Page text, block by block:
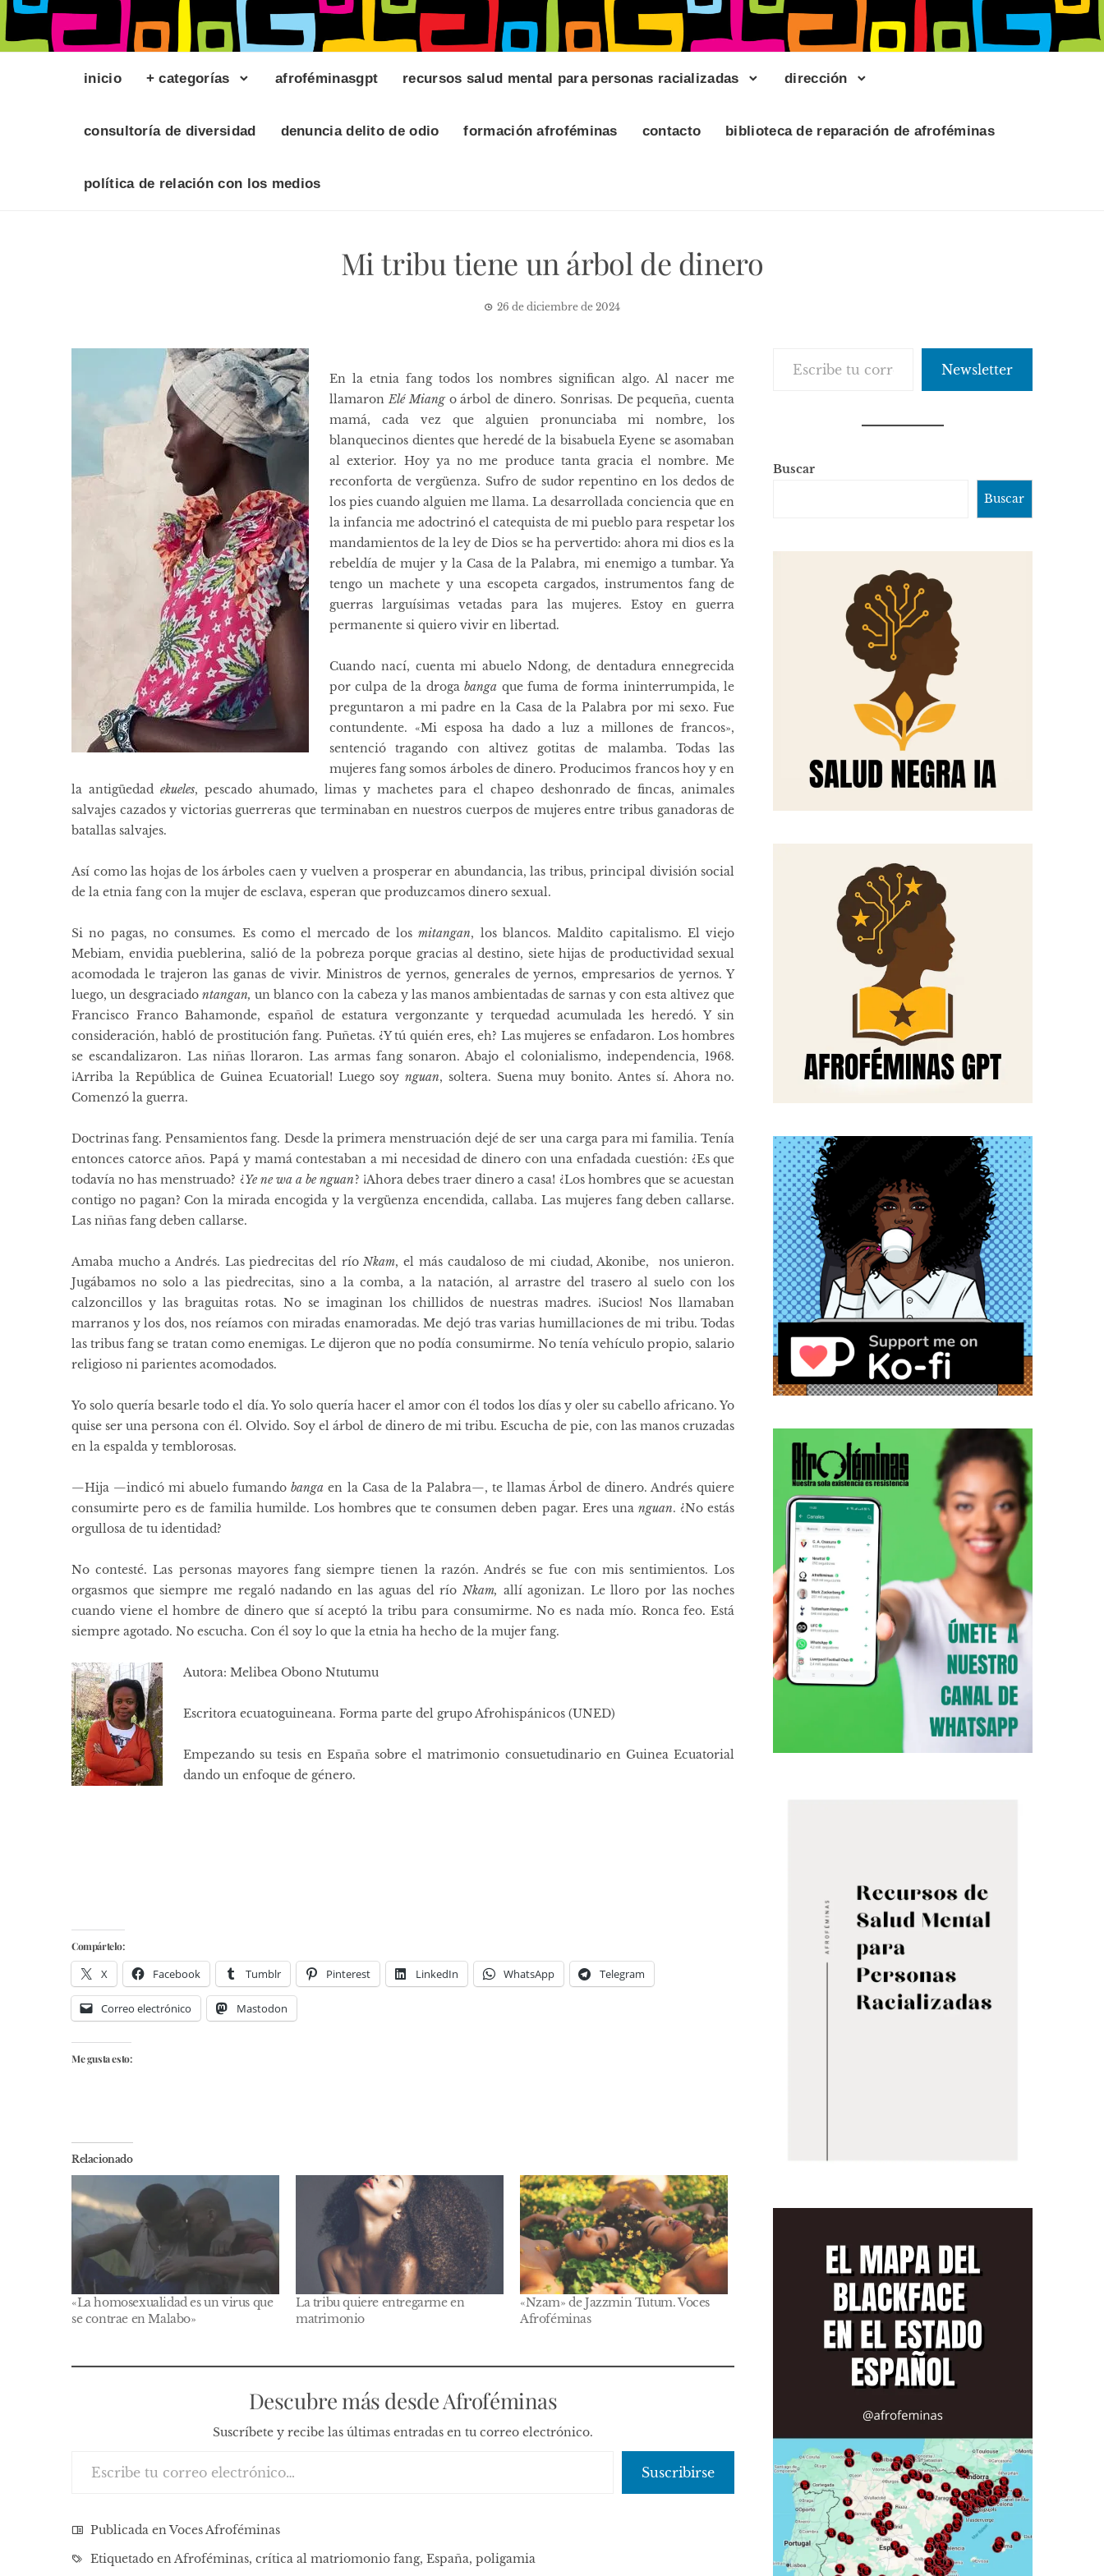
inicio + categorías afroféminasgpt recursos salud mental para personas racializadas dirección
consultoría de diversidad denuncia delito de odio formación afroféminas contacto biblioteca de reparación de afroféminas
política de relación con los medios
Mi tribu tiene un árbol de dinero
26 de diciembre de 2024
En la etnia fang todos los nombres significan algo. Al nacer me
llamaronElé Miango árbol de dinero. Sonrisas. De pequeña, cuenta
mamá, cada vez que alguien pronunciaba mi nombre, los
blanquecinos dientes que heredé de la bisabuela Eyene se asomaban
al exterior. Hoy ya no me produce tanta gracia el nombre. Me
reconforta de vergüenza. Sufro de sudor repentino en los dedos de
los pies cuando alguien me llama. La desarrollada conciencia que en
la infancia me adoctrinó el catequista de mi pueblo para respetar los
mandamientos de la ley de Dios se ha pervertido: ahora mi dios es la
rebeldía de mujer y la Casa de la Palabra, mi enemigo a tumbar. Ya
tengo un machete y una escopeta cargados, instrumentos fang de
guerras larguísimas vetadas para las mujeres. Estoy en guerra
permanente si quiero vivir en libertad.
Cuando nací, cuenta mi abuelo Ndong, de dentadura ennegrecida
por culpa de la drogabanga que fuma de forma ininterrumpida, le
preguntaron a mi padre en la Casa de la Palabra por mi sexo. Fue
contundente. «Mi esposa ha dado a luz a millones de francos»,
sentenció tragando con altivez gotitas de malamba. Todas las
mujeres fang somos árboles de dinero. Producimos francos hoy y en
la antigüedadekueles, pescado ahumado, limas y machetes para el chapeo deshonrado de fincas, animales
salvajes cazados y victorias guerreras que terminaban en nuestros cuerpos de mujeres entre tribus ganadoras de
batallas salvajes.
Así como las hojas de los árboles caen y vuelven a prosperar en abundancia, las tribus, principal división social
de la etnia fang con la mujer de esclava, esperan que produzcamos dinero sexual.
Si no pagas, no consumes. Es como el mercado de losmitangan, los blancos. Maldito capitalismo. El viejo
Mebiam, envidia pueblerina, salió de la pobreza porque gracias al destino, siete hijas de productividad sexual
acomodada le trajeron las ganas de vivir. Ministros de yernos, generales de yernos, empresarios de yernos. Y
luego, un desgraciadontangan,un blanco con la cabeza y las manos ambientadas de sarnas y con esta altivez que
Francisco Franco Bahamonde, español de estatura vergonzante y terquedad acumulada les heredó. Y sin
consideración, habló de prostitución fang. Puñetas. ¿Y tú quién eres, eh? Las mujeres se enfadaron. Los hombres
se escandalizaron. Las niñas lloraron. Las armas fang sonaron. Abajo el colonialismo, independencia, 1968.
¡Arriba la República de Guinea Ecuatorial! Luego soynguan, soltera. Suena muy bonito. Antes sí. Ahora no.
Comenzó la guerra.
Doctrinas fang. Pensamientos fang. Desde la primera menstruación dejé de ser una carga para mi familia. Tenía
entonces catorce años. Papá y mamá contestaban a mi necesidad de dinero con una enfadada cuestión: ¿Es que
todavía no has menstruado? ¿Ye ne wa a be nguan? ¡Ahora debes traer dinero a casa! ¿Los hombres que se acuestan
contigo no pagan? Con la mirada encogida y la vergüenza encendida, callaba. Las mujeres fang deben callarse.
Las niñas fang deben callarse.
Amaba mucho a Andrés. Las piedrecitas del ríoNkam, el más caudaloso de mi ciudad, Akonibe, nos unieron.
Jugábamos no solo a las piedrecitas, sino a la comba, a la natación, al arrastre del trasero al suelo con los
calzoncillos y las braguitas rotas. No se imaginan los chillidos de nuestras madres. ¡Sucios! Nos llamaban
marranos y los dos, nos reíamos con miradas enamoradas. Me dejó tras varias humillaciones de mi tribu. Todas
las tribus fang se tratan como enemigas. Le dijeron que no podía consumirme. No tenía vehículo propio, salario
religioso ni parientes acomodados.
Yo solo quería besarle todo el día. Yo solo quería hacer el amor con él todos los días y oler su cabello africano. Yo
quise ser una persona con él. Olvido. Soy el árbol de dinero de mi tribu. Escucha de pie, con las manos cruzadas
en la espalda y temblorosas.
—Hija —indicó mi abuelo fumandobanga en la Casa de la Palabra—, te llamas Árbol de dinero. Andrés quiere
consumirte pero es de familia humilde. Los hombres que te consumen deben pagar. Eres unanguan. ¿No estás
orgullosa de tu identidad?
No contesté. Las personas mayores fang siempre tienen la razón. Andrés se fue con mis sentimientos. Los
orgasmos que siempre me regaló nadando en las aguas del río Nkam, allí agonizan. Le lloro por las noches
cuando viene el hombre de dinero que sí aceptó la tribu para consumirme. No es nada mío. Ronca feo. Está
siempre agotado. No escucha. Con él soy lo que la etnia ha hecho de la mujer fang.
Autora: Melibea Obono Ntutumu
Escritora ecuatoguineana. Forma parte del grupo Afrohispánicos (UNED)
Empezando su tesis en España sobre el matrimonio consuetudinario en Guinea Ecuatorial
dando un enfoque de género.
Compártelo:
X Facebook Tumblr Pinterest LinkedIn WhatsApp Telegram
Correo electrónico Mastodon
Me gusta esto:
Relacionado
«La homosexualidad es un virus que
se contrae en Malabo»
La tribu quiere entregarme en
matrimonio
«Nzam» de Jazzmin Tutum. Voces
Afroféminas
Descubre más desde Afroféminas
Suscríbete y recibe las últimas entradas en tu correo electrónico.
Suscribirse
Publicada enVoces Afroféminas
Etiquetado enAfroféminas, crítica al matriomonio fang, España, poligamia
Newsletter
Buscar
Buscar